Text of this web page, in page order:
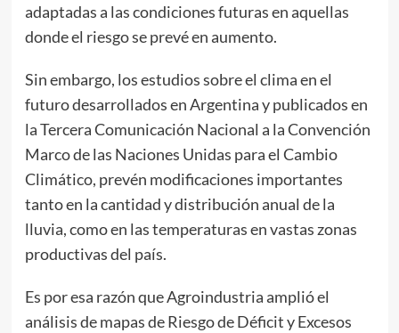
adaptadas a las condiciones futuras en aquellas
donde el riesgo se prevé en aumento.
Sin embargo, los estudios sobre el clima en el
futuro desarrollados en Argentina y publicados en
la Tercera Comunicación Nacional a la Convención
Marco de las Naciones Unidas para el Cambio
Climático, prevén modificaciones importantes
tanto en la cantidad y distribución anual de la
lluvia, como en las temperaturas en vastas zonas
productivas del país.
Es por esa razón que Agroindustria amplió el
análisis de mapas de Riesgo de Déficit y Excesos